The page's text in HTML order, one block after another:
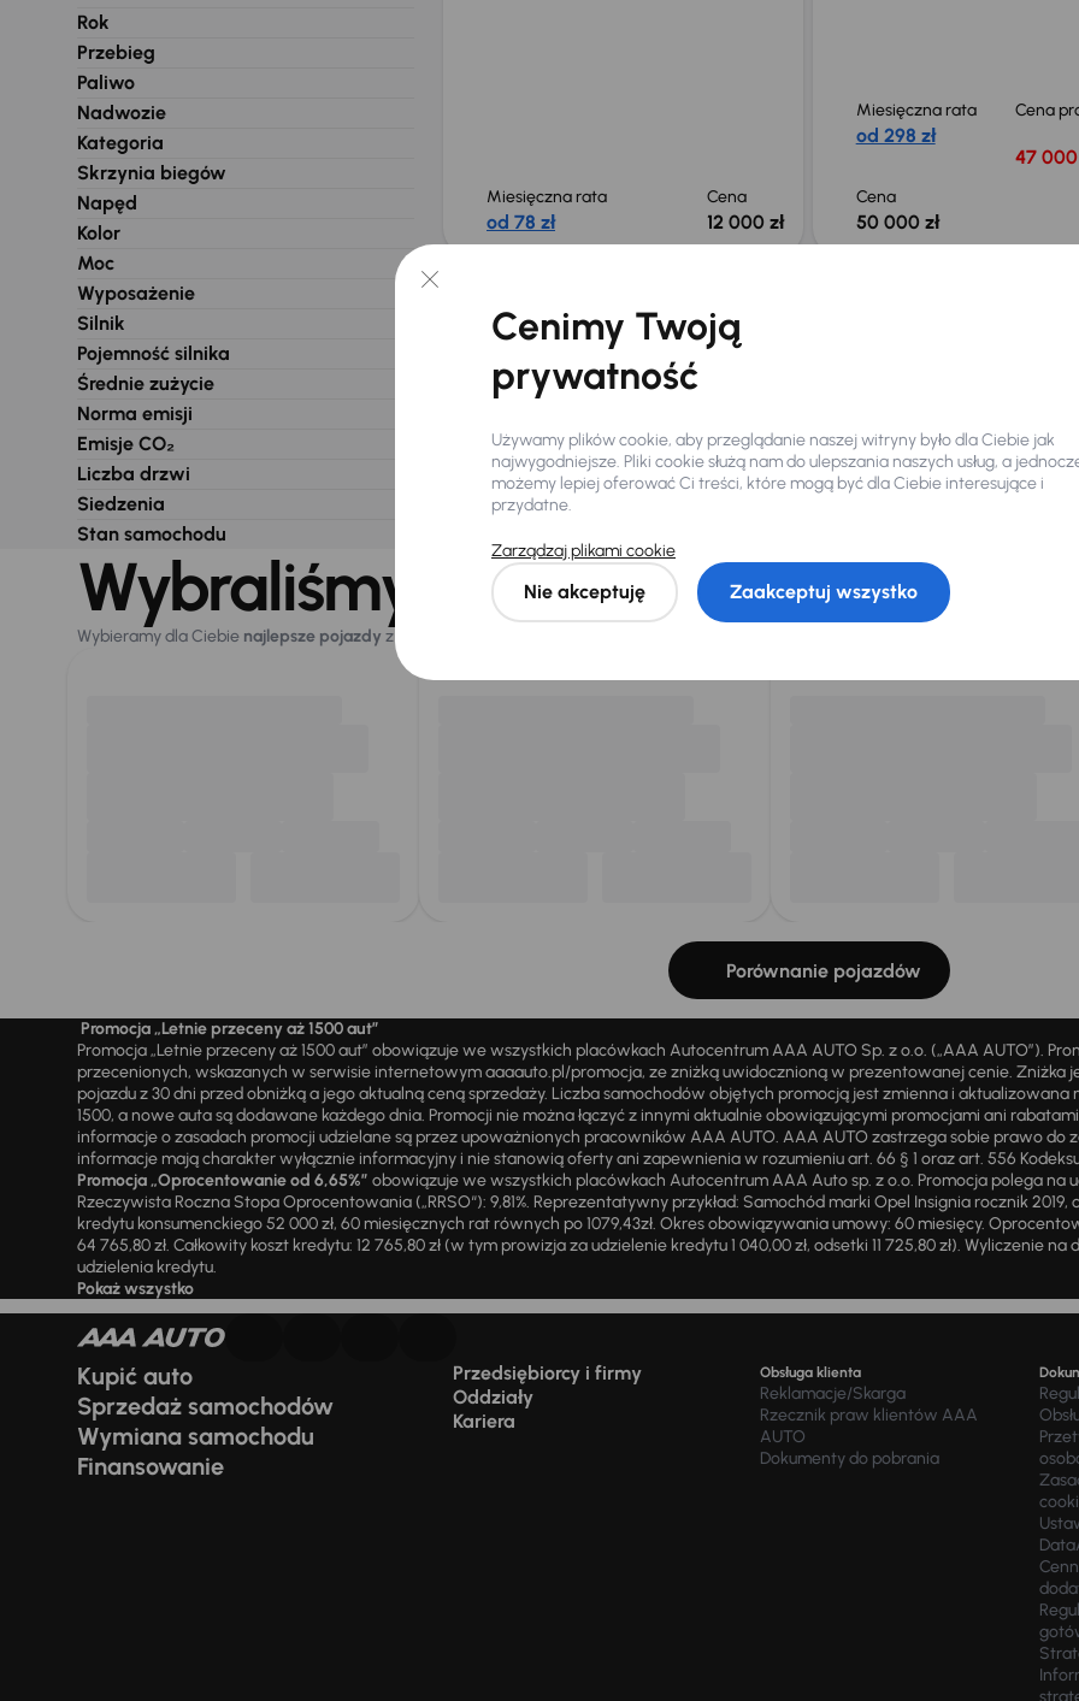
Rok
Przebieg
Paliwo
Nadwozie
Kategoria
Skrzynia biegów
Napęd
Kolor
Moc
Wyposażenie
Silnik
Pojemność silnika
Średnie zużycie
Norma emisji
Emisje CO₂
Liczba drzwi
Siedzenia
Stan samochodu
Miesięczna rata
od 78 zł
Cena
12 000 zł
Miesięczna rata
od 298 zł
Cena
47 000
Cena
50 000 zł
Nie wybrałeś auto z oferty? Nie szkodzi, w naszych oddziałach
Wybraliśmy dla Ciebie
Wybieramy dla Ciebie najlepsze pojazdy z naszej oferty. Kupimy dla Ciebie
Porównanie pojazdów
Promocja „Letnie przeceny aż 1500 aut”
Promocja „Letnie przeceny aż 1500 aut” obowiązuje we wszystkich placówkach Autocentrum AAA AUTO Sp. z o.o. („AAA AUTO”).
przecenionych, wskazanych w serwisie internetowym aaaauto.pl/promocja, ze zniżką uwidocznioną w prezentowanej cenie. Zniżka
pojazdu z 30 dni przed obniżką a jego aktualną ceną sprzedaży. Liczba samochodów objętych promocją jest zmienna i
1500, a nowe auta są dodawane każdego dnia. Promocji nie można łączyć z innymi aktualnie obowiązującymi promocjami ani
informacje o zasadach promocji udzielane są przez upoważnionych pracowników AAA AUTO. AAA AUTO zastrzega sobie prawo
informacje mają charakter wyłącznie informacyjny i nie stanowią oferty ani zapewnienia w rozumieniu art. 66 § 1 oraz art. 556
Promocja „Oprocentowanie od 6,65%” obowiązuje we wszystkich placówkach Autocentrum AAA Auto sp. z o.o. Promocja polega na
Rzeczywista Roczna Stopa Oprocentowania („RRSO“): 9,81%. Reprezentatywny przykład: Samochód marki Opel Insignia rocznik 2019,
kredytu konsumenckiego 52 000 zł, 60 miesięcznych rat równych po 1079,43zł. Okres obowiązywania umowy: 60 miesięcy.
64 765,80 zł. Całkowity koszt kredytu: 12 765,80 zł (w tym prowizja za udzielenie kredytu 1 040,00 zł, odsetki 11 725,80 zł). Wyliczenie
udzielenia kredytu.
Pokaż wszystko
Kupić auto
Sprzedaż samochodów
Wymiana samochodu
Finansowanie
Przedsiębiorcy i firmy
Oddziały
Kariera
Obsługa klienta
Reklamacje/Skarga
Rzecznik praw klientów AAA
AUTO
Dokumenty do pobrania
Cenimy Twoją
prywatność
Używamy plików cookie, aby przeglądanie naszej witryny było dla Ciebie jak
najwygodniejsze. Pliki cookie służą nam do ulepszania naszych usług, a
możemy lepiej oferować Ci treści, które mogą być dla Ciebie interesujące i
przydatne.
Zarządzaj plikami cookie
Nie akceptuję Zaakceptuj wszystko